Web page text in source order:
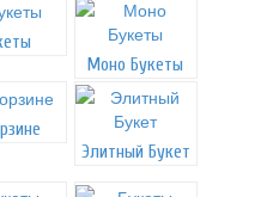
Моно Букеты
Элитный Букет